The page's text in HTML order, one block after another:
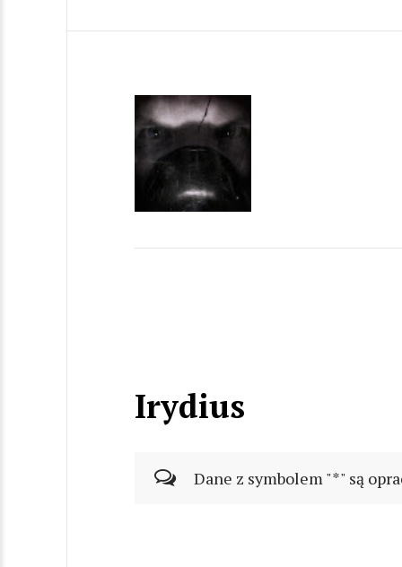
Irydius
Dane z symbolem "*" są